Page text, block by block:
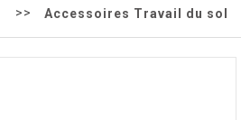
>> Accessoires Travail du sol